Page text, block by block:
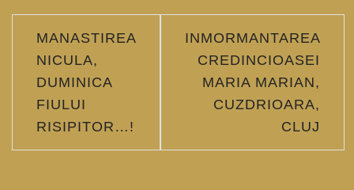
Navigare
articole
MANASTIREA
NICULA,
DUMINICA
FIULUI
RISIPITOR…!
INMORMANTAREA
CREDINCIOASEI
MARIA MARIAN,
CUZDRIOARA,
CLUJ